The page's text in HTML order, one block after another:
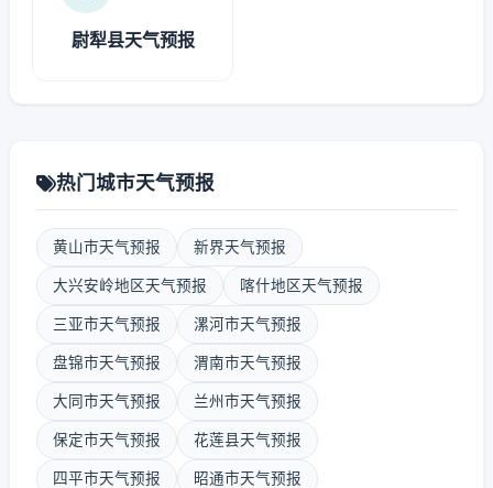
尉犁县天气预报
热门城市天气预报
黄山市天气预报 新界天气预报
大兴安岭地区天气预报 喀什地区天气预报
三亚市天气预报 漯河市天气预报
盘锦市天气预报 渭南市天气预报
大同市天气预报 兰州市天气预报
保定市天气预报 花莲县天气预报
四平市天气预报 昭通市天气预报